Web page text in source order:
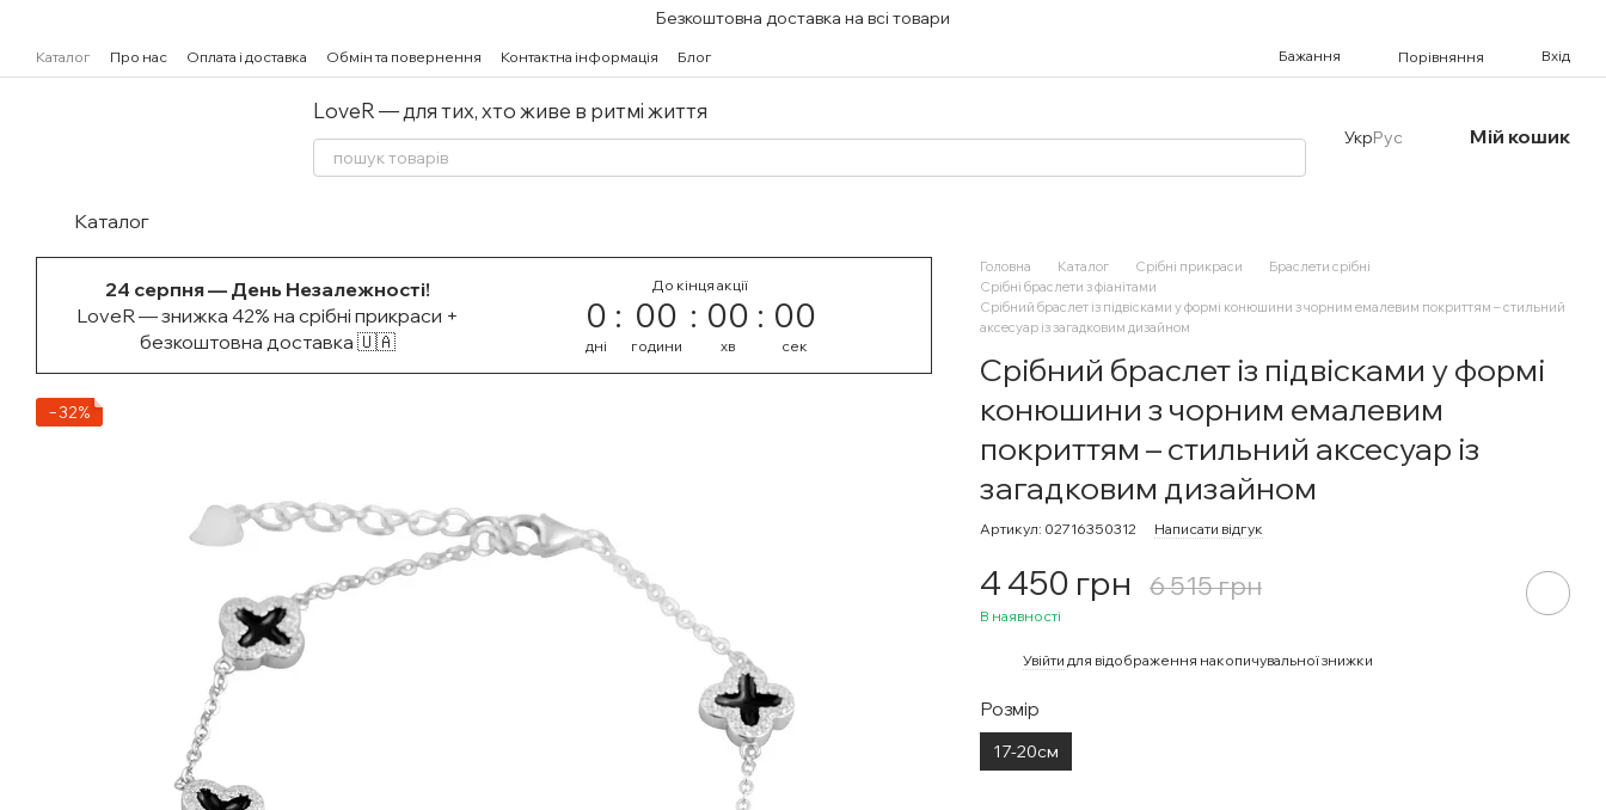
Безкоштовна доставка на всі товари
Каталог Про нас Оплата і доставка Обмін та повернення Контактна інформація Блог Бажання Порівняння Вхід
LoveR — для тих, хто живе в ритмі життя
УкрРус Мій кошик
Каталог
24 серпня — День Незалежності!
LoveR — знижка 42% на срібні прикраси +
безкоштовна доставка 🇺🇦
До кінця акції
0
дні
00
години
00
хв
00
сек
−32%
Головна Каталог Срібні прикраси
Браслети срібні
Срібні браслети з фіанітами
Срібний браслет із підвісками у формі конюшини з чорним емалевим покриттям – стильний
аксесуар із загадковим дизайном
Срібний браслет із підвісками у формі
конюшини з чорним емалевим
покриттям – стильний аксесуар із
загадковим дизайном
Артикул: 02716350312 Написати відгук
4 450 грн 6 515 грн
В наявності
Увійти для відображення накопичувальної знижки
Розмір
17-20см